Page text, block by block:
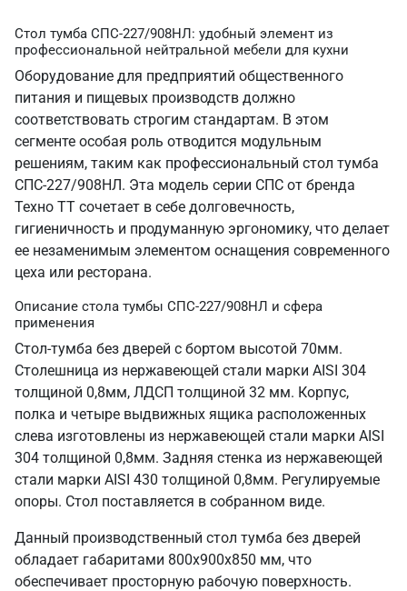
Стол тумба СПС-227/908НЛ: удобный элемент из
профессиональной нейтральной мебели для кухни
Оборудование для предприятий общественного
питания и пищевых производств должно
соответствовать строгим стандартам. В этом
сегменте особая роль отводится модульным
решениям, таким как профессиональный стол тумба
СПС-227/908НЛ. Эта модель серии СПС от бренда
Техно ТТ сочетает в себе долговечность,
гигиеничность и продуманную эргономику, что делает
ее незаменимым элементом оснащения современного
цеха или ресторана.
Описание стола тумбы СПС-227/908НЛ и сфера
применения
Стол-тумба без дверей с бортом высотой 70мм.
Столешница из нержавеющей стали марки AISI 304
толщиной 0,8мм, ЛДСП толщиной 32 мм. Корпус,
полка и четыре выдвижных ящика расположенных
слева изготовлены из нержавеющей стали марки AISI
304 толщиной 0,8мм. Задняя стенка из нержавеющей
стали марки AISI 430 толщиной 0,8мм. Регулируемые
опоры. Стол поставляется в собранном виде.
Данный производственный стол тумба без дверей
обладает габаритами 800х900х850 мм, что
обеспечивает просторную рабочую поверхность.